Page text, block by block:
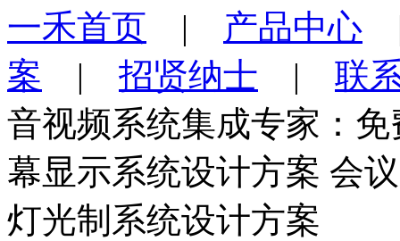
一禾首页 | 产品中心
案 | 招贤纳士 | 联
音视频系统集成专家：
幕显示系统设计方案 会
灯光制系统设计方案